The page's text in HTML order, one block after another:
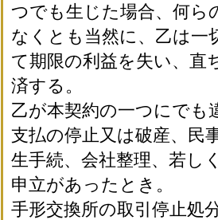
つでも生じた場合、何ら
なくとも当然に、乙は一
て期限の利益を失い、直
済する。
乙が本契約の一つにでも
支払の停止又は破産、民
生手続、会社整理、若し
申立があったとき。
手形交換所の取引停止処